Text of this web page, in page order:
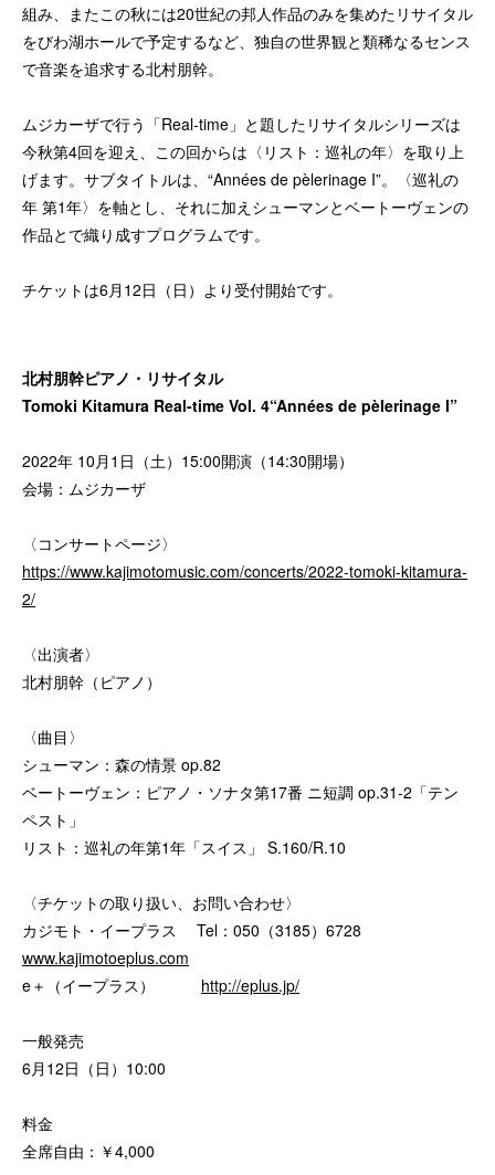
組み、またこの秋には20世紀の邦人作品のみを集めたリサイタル
をびわ湖ホールで予定するなど、独自の世界観と類稀なるセンス
で音楽を追求する北村朋幹。
ムジカーザで行う「Real-time」と題したリサイタルシリーズは
今秋第4回を迎え、この回からは〈リスト：巡礼の年〉を取り上
げます。サブタイトルは、“Années de pèlerinage I”。〈巡礼の
年 第1年〉を軸とし、それに加えシューマンとベートーヴェンの
作品とで織り成すプログラムです。
チケットは6月12日（日）より受付開始です。
北村朋幹ピアノ・リサイタル
Tomoki Kitamura Real-time Vol. 4“Années de pèlerinage I”
2022年 10月1日（土）15:00開演（14:30開場）
会場：ムジカーザ
〈コンサートページ〉
https://www.kajimotomusic.com/concerts/2022-tomoki-kitamura-
2/
〈出演者〉
北村朋幹（ピアノ）
〈曲目〉
シューマン：森の情景 op.82
ベートーヴェン：ピアノ・ソナタ第17番 ニ短調 op.31-2「テン
ペスト」
リスト：巡礼の年第1年「スイス」 S.160/R.10
〈チケットの取り扱い、お問い合わせ〉
カジモト・イープラス Tel：050（3185）6728
www.kajimotoeplus.com
e＋（イープラス） http://eplus.jp/
一般発売
6月12日（日）10:00
料金
全席自由：￥4,000